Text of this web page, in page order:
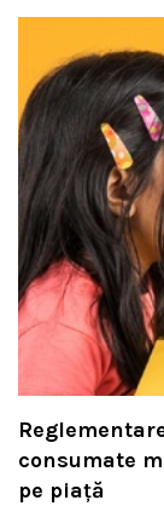
consumate
pe piață